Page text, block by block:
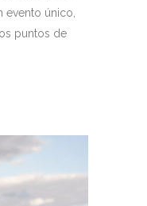
evento único,
puntos de